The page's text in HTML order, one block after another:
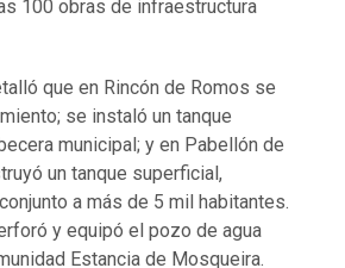
100 obras de infraestructura
que en Rincón de Romos se
se instaló un tanque
municipal; y en Pabellón de
un tanque superficial,
a más de 5 mil habitantes.
y equipó el pozo de agua
Estancia de Mosqueira.